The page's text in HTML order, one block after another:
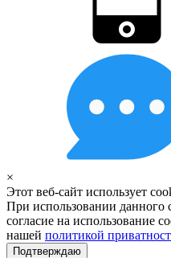
×
Этот веб-сайт использует
При использовании данного
согласие на использование
нашей политикой
Подтверждаю